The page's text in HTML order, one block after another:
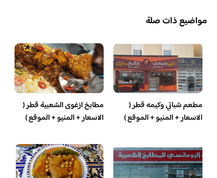
مواضيع ذات صلة
مطعم شباتي وكيمه قطر (
الاسعار + المنيو + الموقع )
مطابخ ازغوى الشعبية قطر (
الاسعار + المنيو + الموقع )